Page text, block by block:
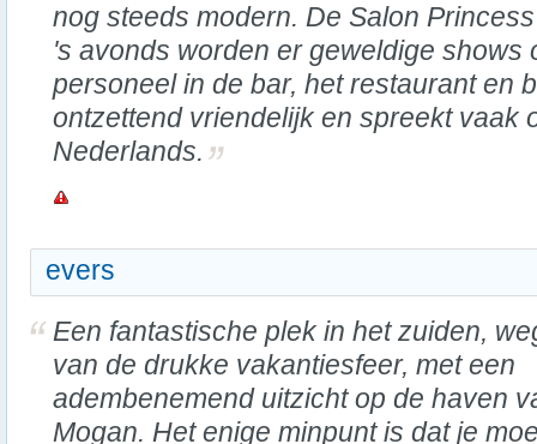
nog steeds modern. De Salon
's avonds worden er geweldige shows
personeel in de bar, het restaurant en
ontzettend vriendelijk en spreekt vaak
Nederlands.
evers
Een fantastische plek in het zuiden,
van de drukke vakantiesfeer, met een
adembenemend uitzicht op de haven
Mogan. Het enige minpunt is dat je